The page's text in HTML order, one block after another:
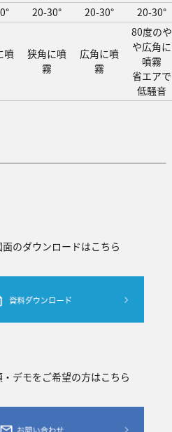
20-30° 20-30° 20-30°
噴
狭角に噴
霧
広角に噴
霧
80度のや
や広角に
噴霧
省エアで
低騒音
のダウンロードはこちら
デモをご希望の方はこちら